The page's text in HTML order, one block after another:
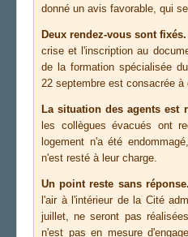
donné un avis favorable, qui
Deux rendez-vous sont fixés.
crise et l'inscription au
de la formation spécialisée
22 septembre est consacrée à
La situation des agents est
les collègues évacués ont
logement n'a été
n'est resté à leur charge.
Un point reste sans réponse.
l'air à l'intérieur de la Cité
juillet, ne seront pas
n'est pas en mesure